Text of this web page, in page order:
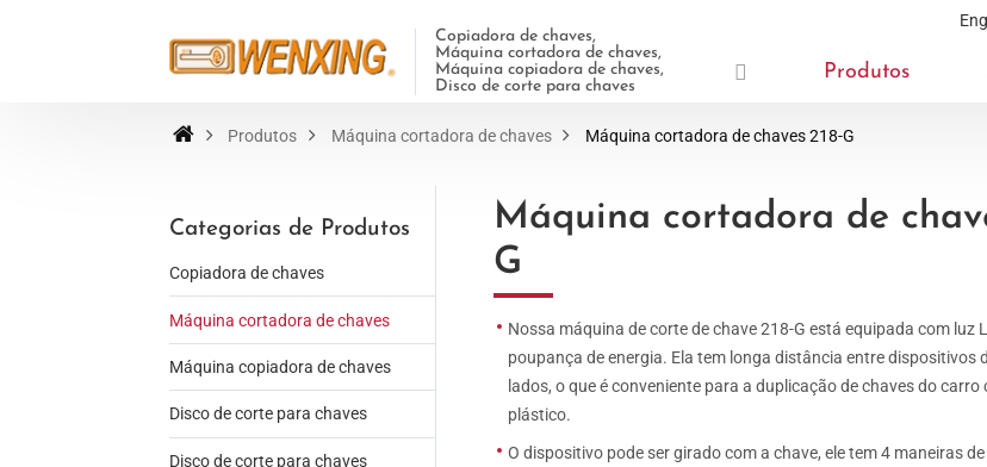
Copiadora de chaves,
Máquina cortadora de chaves,
Máquina copiadora de chaves,
Disco de corte para chaves
Produtos
Produtos Máquina cortadora de chaves Máquina cortadora de chaves 218-G
Máquina cortadora de
G
Nossa máquina de corte de chave 218-G está equipada com luz
poupança de energia. Ela tem longa distância entre dispositivos
lados, o que é conveniente para a duplicação de chaves do carro
plástico.
O dispositivo pode ser girado com a chave, ele tem 4 maneiras
Categorias de Produtos
Copiadora de chaves
Máquina cortadora de chaves
Máquina copiadora de chaves
Disco de corte para chaves
Disco de corte para chaves